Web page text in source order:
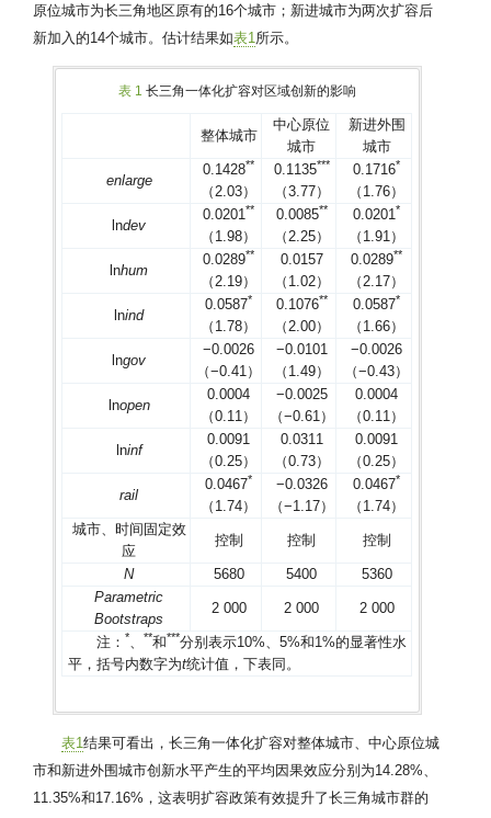
原位城市为长三角地区原有的16个城市；新进城市为两次扩容后
新加入的14个城市。估计结果如表1 所示。
表 1 长三角一体化扩容对区域创新的影响
整体城市
中心原位
城市
新进外围
城市
enlarge
0.1428**
（2.03）
0.1135***
（3.77）
0.1716*
（1.76）
lndev
0.0201**
（1.98）
0.0085**
（2.25）
0.0201*
（1.91）
lnhum
0.0289**
（2.19）
0.0157
（1.02）
0.0289**
（2.17）
lnind
0.0587*
（1.78）
0.1076**
（2.00）
0.0587*
（1.66）
lngov
−0.0026
（−0.41）
−0.0101
（1.49）
−0.0026
（−0.43）
lnopen
0.0004
（0.11）
−0.0025
（−0.61）
0.0004
（0.11）
lninf
0.0091
（0.25）
0.0311
（0.73）
0.0091
（0.25）
rail
0.0467*
（1.74）
−0.0326
（−1.17）
0.0467*
（1.74）
城市、时间固定效
应
控制 控制 控制
N 5680 5400
5360
Parametric
Bootstraps
2 000 2 000 2 000
注：* 、**和***分别表示10%、5%和1%的显著性水
平，括号内数字为t统计值，下表同。
表1结果可看出，长三角一体化扩容对整体城市、中心原位城
市和新进外围城市创新水平产生的平均因果效应分别为14.28%、
11.35%和17.16%，这表明扩容政策有效提升了长三角城市群的